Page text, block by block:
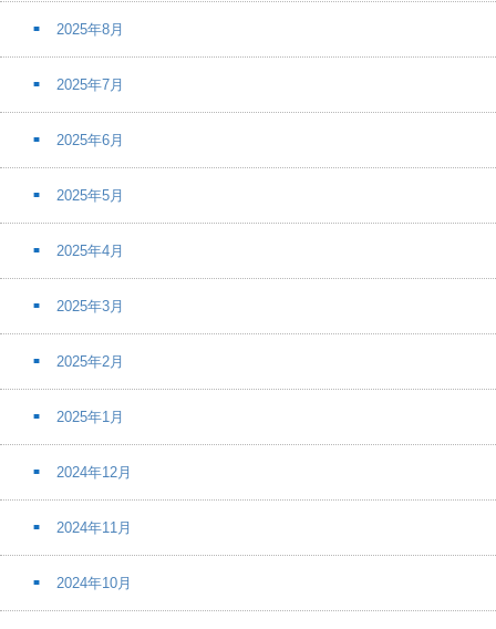
2025年8月
2025年7月
2025年6月
2025年5月
2025年4月
2025年3月
2025年2月
2025年1月
2024年12月
2024年11月
2024年10月